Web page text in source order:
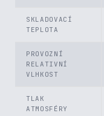
SKLADOVACÍ
TEPLOTA
PROVOZNÍ
RELATIVNÍ
VLHKOST
TLAK
ATMOSFÉRY